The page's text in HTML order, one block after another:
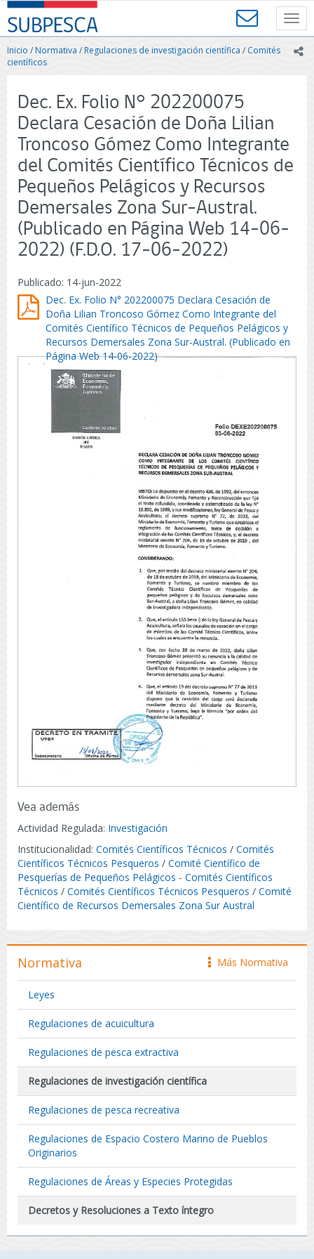
Contenido
principal
SUBPESCA
-
Subsecretaría
de
Acuicultura
-
Gobierno
Chile
Inicio /Normativa / Regulaciones de investigación científica / Comités
científicos
Dec. Ex. Folio N° 202200075
Declara Cesación de Doña Lilian
Troncoso Gómez Como Integrante
del Comités Científico Técnicos de
Pequeños Pelágicos y Recursos
Demersales Zona Sur-Austral.
(Publicado en Página Web 14-06-
2022) (F.D.O. 17-06-2022)
Publicado: 14-jun-2022
Dec. Ex. Folio N° 202200075 Declara Cesación de
Doña Lilian Troncoso Gómez Como Integrante del
Comités Científico Técnicos de Pequeños Pelágicos y
Recursos Demersales Zona Sur-Austral. (Publicado en
Página Web 14-06-2022)
Vea además
Actividad Regulada: Investigación
Institucionalidad: Comités Científicos Técnicos / Comités
Científicos Técnicos Pesqueros / Comité Científico de
Pesquerías de Pequeños Pelágicos - Comités Científicos
Técnicos / Comités Científicos Técnicos Pesqueros / Comité
Científico de Recursos Demersales Zona Sur Austral
icono
Más Normativa
Normativa
Leyes
Regulaciones de acuicultura
Regulaciones de pesca extractiva
Regulaciones de investigación científica
Regulaciones de pesca recreativa
Regulaciones de Espacio Costero Marino de Pueblos
Originarios
Regulaciones de Áreas y Especies Protegidas
Decretos y Resoluciones a Texto íntegro